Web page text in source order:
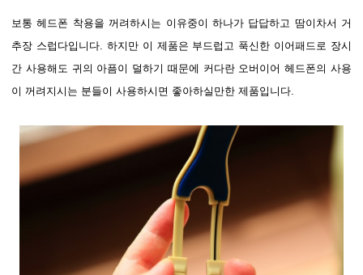
보통 헤드폰 착용을 꺼려하시는 이유중이 하나가 답답하고 땀이차서 거
추장 스럽다입니다. 하지만 이 제품은 부드럽고 푹신한 이어패드로 장시
간 사용해도 귀의 아픔이 덜하기 때문에 커다란 오버이어 헤드폰의 사용
이 꺼려지시는 분들이 사용하시면 좋아하실만한 제품입니다.